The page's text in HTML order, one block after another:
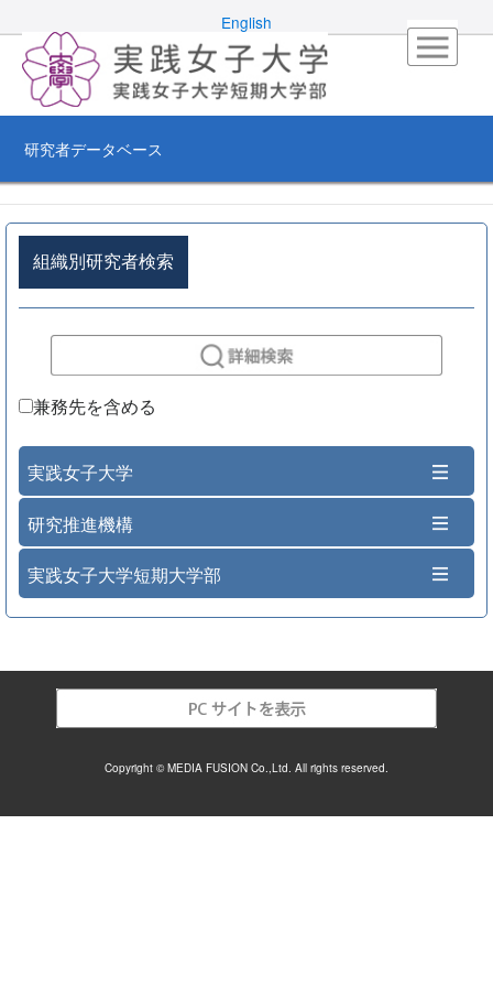
English
研究者データベース
組織別研究者検索
兼務先を含める
実践女子大学
研究推進機構
実践女子大学短期大学部
Copyright © MEDIA FUSION Co.,Ltd. All rights reserved.